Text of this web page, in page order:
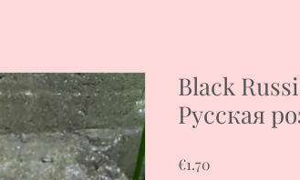
Black
Русская
€1.70